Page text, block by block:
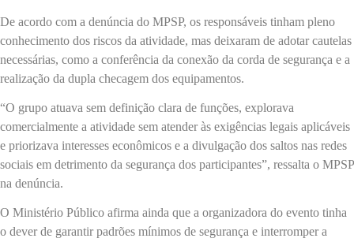
De acordo com a denúncia do MPSP, os responsáveis tinham pleno
conhecimento dos riscos da atividade, mas deixaram de adotar cautelas
necessárias, como a conferência da conexão da corda de segurança e a
realização da dupla checagem dos equipamentos.
“O grupo atuava sem definição clara de funções, explorava
comercialmente a atividade sem atender às exigências legais aplicáveis
e priorizava interesses econômicos e a divulgação dos saltos nas redes
sociais em detrimento da segurança dos participantes”, ressalta o MPSP
na denúncia.
O Ministério Público afirma ainda que a organizadora do evento tinha
o dever de garantir padrões mínimos de segurança e interromper a